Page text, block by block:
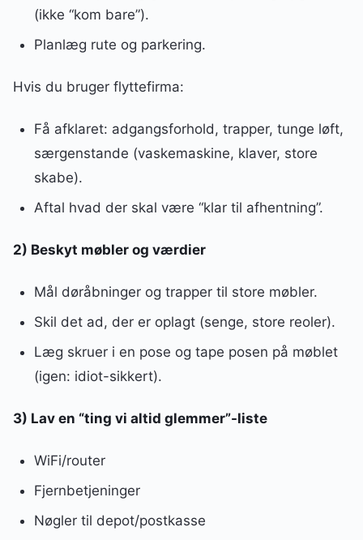
(ikke “kom bare”).
Planlæg rute og parkering.
Hvis du bruger flyttefirma:
Få afklaret: adgangsforhold, trapper, tunge løft,
særgenstande (vaskemaskine, klaver, store
skabe).
Aftal hvad der skal være “klar til afhentning”.
2) Beskyt møbler og værdier
Mål døråbninger og trapper til store møbler.
Skil det ad, der er oplagt (senge, store reoler).
Læg skruer i en pose og tape posen på møblet
(igen: idiot-sikkert).
3) Lav en “ting vi altid glemmer”-liste
WiFi/router
Fjernbetjeninger
Nøgler til depot/postkasse